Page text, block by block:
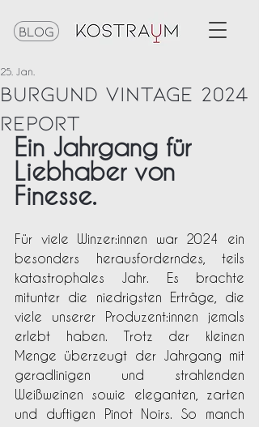
Blog
burgund vintage 2024
report
25. Jan.
Ein Jahrgang für
Liebhaber von
Finesse.
Für viele Winzer:innen war 2024 ein
besonders herausforderndes, teils
katastrophales Jahr. Es brachte
mitunter die niedrigsten Erträge, die
viele unserer Produzent:innen jemals
erlebt haben. Trotz der kleinen
Menge überzeugt der Jahrgang mit
geradlinigen und strahlenden
Weißweinen sowie eleganten, zarten
und duftigen Pinot Noirs. So manch